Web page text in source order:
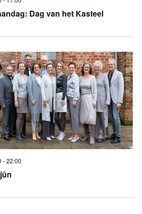
Dag van het Kasteel
-22:00